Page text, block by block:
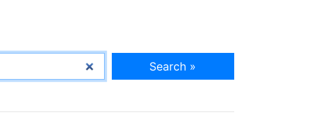
Search »